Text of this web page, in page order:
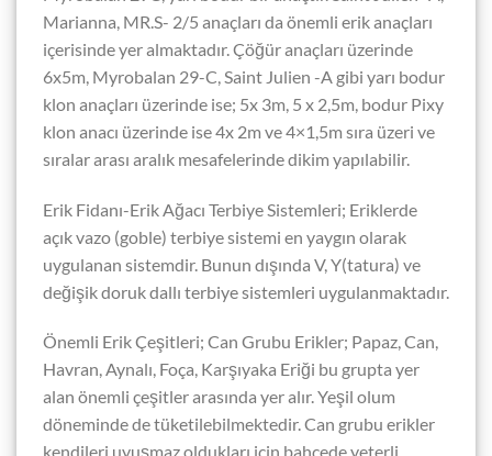
Marianna, MR.S- 2/5 anaçları da önemli erik anaçları
içerisinde yer almaktadır. Çöğür anaçları üzerinde
6x5m, Myrobalan 29-C, Saint Julien -A gibi yarı bodur
klon anaçları üzerinde ise; 5x 3m, 5 x 2,5m, bodur Pixy
klon anacı üzerinde ise 4x 2m ve 4×1,5m sıra üzeri ve
sıralar arası aralık mesafelerinde dikim yapılabilir.
Erik Fidanı-Erik Ağacı Terbiye Sistemleri; Eriklerde
açık vazo (goble) terbiye sistemi en yaygın olarak
uygulanan sistemdir. Bunun dışında V, Y(tatura) ve
değişik doruk dallı terbiye sistemleri uygulanmaktadır.
Önemli Erik Çeşitleri; Can Grubu Erikler; Papaz, Can,
Havran, Aynalı, Foça, Karşıyaka Eriği bu grupta yer
alan önemli çeşitler arasında yer alır. Yeşil olum
döneminde de tüketilebilmektedir. Can grubu erikler
kendileri uyuşmaz oldukları için bahçede yeterli